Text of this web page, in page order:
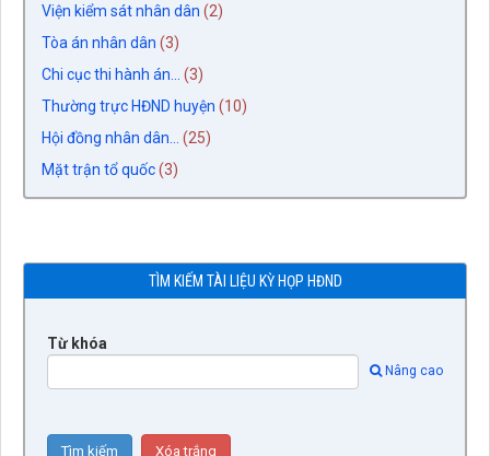
Viện kiểm sát nhân dân (2)
Tòa án nhân dân (3)
Chi cục thi hành án...
(3)
Thường trực HĐND huyện (10)
Hội đồng nhân dân...
(25)
Mặt trận tổ quốc(3)
TÌM KIẾM TÀI LIỆU KỲ HỌP HĐND
Từ khóa
Nâng cao